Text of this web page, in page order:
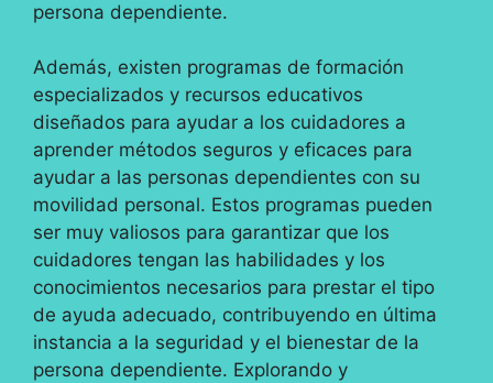
persona dependiente.
Además, existen programas de formación
especializados y recursos educativos
diseñados para ayudar a los cuidadores a
aprender métodos seguros y eficaces para
ayudar a las personas dependientes con su
movilidad personal. Estos programas pueden
ser muy valiosos para garantizar que los
cuidadores tengan las habilidades y los
conocimientos necesarios para prestar el tipo
de ayuda adecuado, contribuyendo en última
instancia a la seguridad y el bienestar de la
persona dependiente. Explorando y